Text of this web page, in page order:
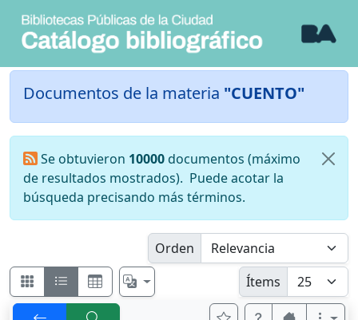
Documentos de la materia "CUENTO"
Se obtuvieron 10000documentos (máximo
de resultados mostrados). Puede acotar la
búsqueda precisando más términos.
Orden
Ítems